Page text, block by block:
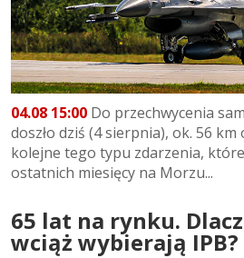
04.08 15:00 Do przechwycenia
doszło dziś (4 sierpnia), ok. 56 km
kolejne tego typu zdarzenia,
ostatnich miesięcy na Morzu...
65 lat na rynku.
wciąż wybierają IPB?